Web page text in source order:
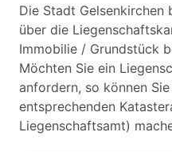
Die Stadt Gelsenkirchen
über die
Immobilie / Grundstück
Möchten Sie ein
anfordern, so können
entsprechenden
Liegenschaftsamt)